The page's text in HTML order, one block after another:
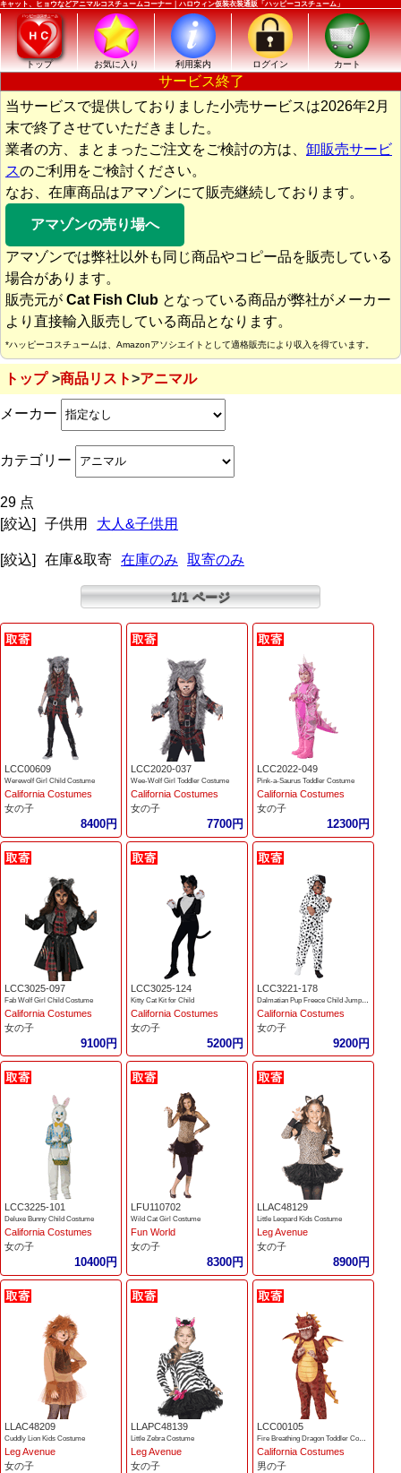
キャット、ヒョウなどアニマルコスチュームコーナー｜ハロウィン仮装衣装通販「ハッピーコスチューム」
トップ お気に入り 利用案内 ログイン カート
サービス終了
当サービスで提供しておりました小売サービスは2026年2月
末で終了させていただきました。
業者の方、まとまったご注文をご検討の方は、 卸販売サービ
スのご利用をご検討ください。
なお、在庫商品はアマゾンにて販売継続しております。
アマゾンの売り場へ
アマゾンでは弊社以外も同じ商品やコピー品を販売している
場合があります。
販売元が Cat Fish Club となっている商品が弊社がメーカー
より直接輸入販売している商品となります。
*ハッピーコスチュームは、Amazonアソシエイトとして適格販売により収入を得ています。
トップ 商品リスト アニマル
メーカー
カテゴリー
29 点
[絞込]
子供用 大人&子供用
[絞込] 在庫&取寄 在庫のみ 取寄のみ
1/1 ページ
LCC00609
Werewolf Girl Child Costume
California Costumes
女の子
8400円
LCC2020-037
Wee-Wolf Girl Toddler Costume
California Costumes
女の子
7700円
LCC2022-049
Pink-a-Saurus Toddler Costume
California Costumes
女の子
12300円
LCC3025-097
Fab Wolf Girl Child Costume
California Costumes
女の子
9100円
LCC3025-124
Kitty Cat Kit for Child
California Costumes
女の子
5200円
LCC3221-178
Dalmatian Pup Freece Child Jumpsuit
California Costumes
女の子
9200円
LCC3225-101
Deluxe Bunny Child Costume
California Costumes
女の子
10400円
LFU110702
Wild Cat Girl Costume
Fun World
女の子
8300円
LLAC48129
Little Leopard Kids Costume
Leg Avenue
女の子
8900円
LLAC48209
Cuddly Lion Kids Costume
Leg Avenue
女の子
LLAPC48139
Little Zebra Costume
Leg Avenue
女の子
LCC00105
California Costumes
男の子